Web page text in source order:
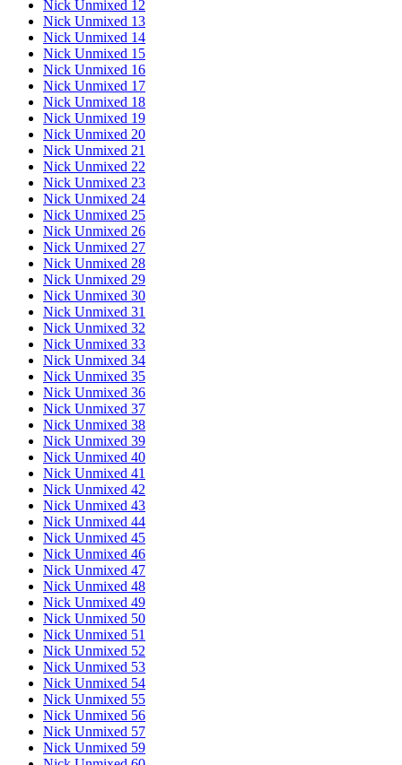
Nick Unmixed 12
Nick Unmixed 13
Nick Unmixed 14
Nick Unmixed 15
Nick Unmixed 16
Nick Unmixed 17
Nick Unmixed 18
Nick Unmixed 19
Nick Unmixed 20
Nick Unmixed 21
Nick Unmixed 22
Nick Unmixed 23
Nick Unmixed 24
Nick Unmixed 25
Nick Unmixed 26
Nick Unmixed 27
Nick Unmixed 28
Nick Unmixed 29
Nick Unmixed 30
Nick Unmixed 31
Nick Unmixed 32
Nick Unmixed 33
Nick Unmixed 34
Nick Unmixed 35
Nick Unmixed 36
Nick Unmixed 37
Nick Unmixed 38
Nick Unmixed 39
Nick Unmixed 40
Nick Unmixed 41
Nick Unmixed 42
Nick Unmixed 43
Nick Unmixed 44
Nick Unmixed 45
Nick Unmixed 46
Nick Unmixed 47
Nick Unmixed 48
Nick Unmixed 49
Nick Unmixed 50
Nick Unmixed 51
Nick Unmixed 52
Nick Unmixed 53
Nick Unmixed 54
Nick Unmixed 55
Nick Unmixed 56
Nick Unmixed 57
Nick Unmixed 59